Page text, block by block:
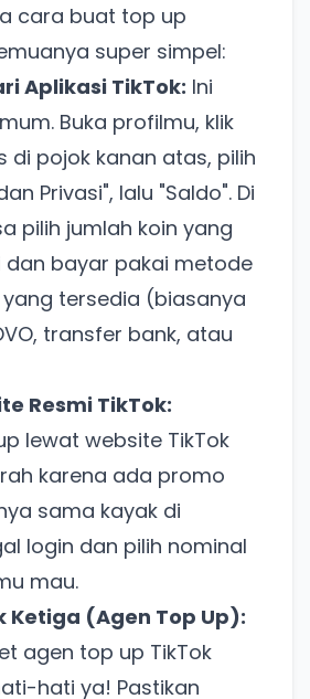
cara buat top up
super simpel:
Aplikasi TikTok: Ini
Buka profilmu, klik
di pojok kanan atas, pilih
Privasi", lalu "Saldo". Di
pilih jumlah koin yang
dan bayar pakai metode
tersedia (biasanya
transfer bank, atau
Resmi TikTok:
lewat website TikTok
karena ada promo
sama kayak di
login dan pilih nominal
mau.
Ketiga (Agen Top Up):
agen top up TikTok
hati ya! Pastikan